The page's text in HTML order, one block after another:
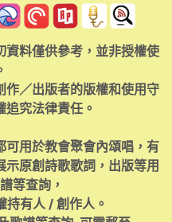
資料僅供參考，並非授權使
作／出版者的版權和使用守
究法律責任。
可用於教會聚會內頌唱，有
原創詩歌歌詞，出版等用
等查詢，
持有人 / 創作人。